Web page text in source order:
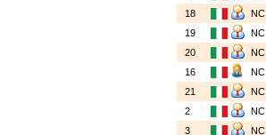
18
NC
19
NC
20
NC
16
NC
21
NC
2
NC
3
NC